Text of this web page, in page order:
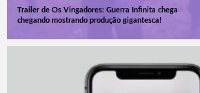
Trailer de Os Vingadores: Guerra Infinita chega
chegando mostrando produção gigantesca!